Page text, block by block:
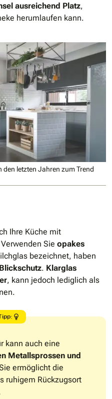
ausreichend Platz,
herumlaufen kann.
den letzten Jahren zum Trend
Ihre Küche mit
Sie opakes
bezeichnet, haben
. Klarglas
, kann jedoch lediglich als
kann auch eine
Metallsprossen und
ermöglicht die
ruhigem Rückzugsort